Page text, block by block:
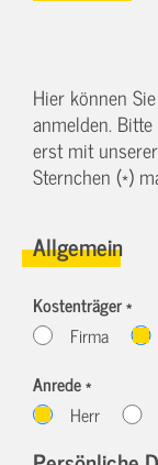
Hier können
anmelden.
erst mit
Sternchen (*)
Allgemein
Kostenträger *
Firma
Anrede *
Herr